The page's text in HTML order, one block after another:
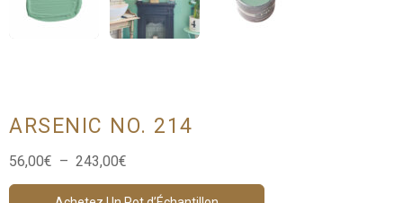
ARSENIC NO. 214
56,00€ – 243,00€
prix :